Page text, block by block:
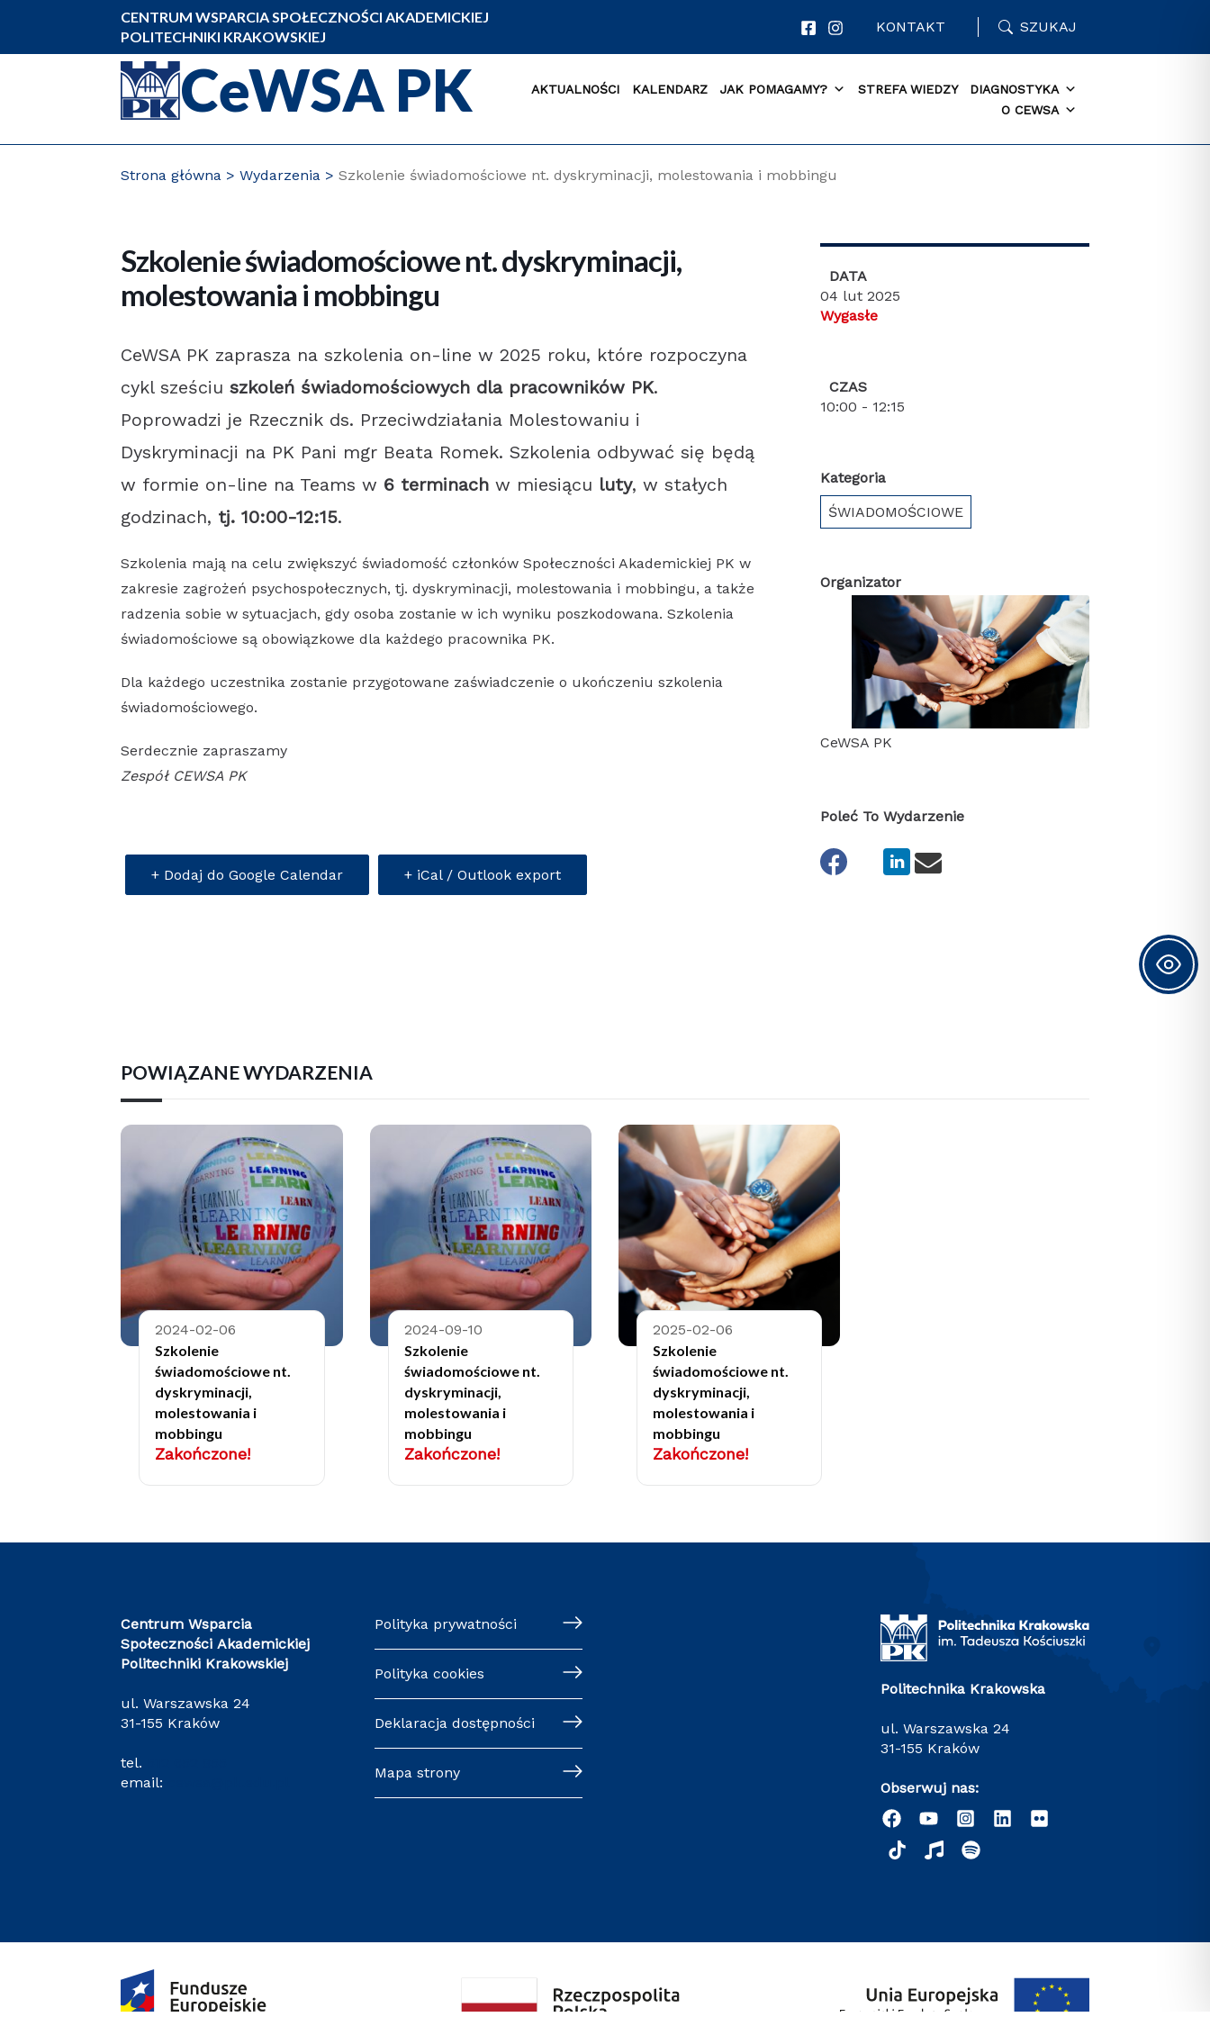
CENTRUM WSPARCIA SPOŁECZNOŚCI AKADEMICKIEJ
POLITECHNIKI KRAKOWSKIEJ
KONTAKT SZUKAJ
CeWSA PK AKTUALNOŚCI KALENDARZ JAK POMAGAMY? STREFA WIEDZY
DIAGNOSTYKA
O CEWSA
Strona główna Wydarzenia Szkolenie świadomościowe nt. dyskryminacji, molestowania i mobbingu
Szkolenie świadomościowe nt. dyskryminacji,
molestowania i mobbingu
CeWSA PK zaprasza na szkolenia on-line w 2025 roku, które rozpoczyna
cykl sześciuszkoleń świadomościowych dla pracowników PK.
Poprowadzi je Rzecznik ds. Przeciwdziałania Molestowaniu i
Dyskryminacji na PK Pani mgr Beata Romek. Szkolenia odbywać się będą
w formie on-line na Teams w 6 terminach w miesiącu luty, w stałych
godzinach, tj. 10:00-12:15.
Szkolenia mają na celu zwiększyć świadomość członków Społeczności Akademickiej PK w
zakresie zagrożeń psychospołecznych, tj. dyskryminacji, molestowania i mobbingu, a także
radzenia sobie w sytuacjach, gdy osoba zostanie w ich wyniku poszkodowana. Szkolenia
świadomościowe są obowiązkowe dla każdego pracownika PK.
Dla każdego uczestnika zostanie przygotowane zaświadczenie o ukończeniu szkolenia
świadomościowego.
Serdecznie zapraszamy
Zespół CEWSA PK
+ Dodaj do Google Calendar + iCal / Outlook export
DATA
04 lut 2025
Wygasłe
CZAS
10:00 - 12:15
Kategoria
ŚWIADOMOŚCIOWE
Organizator
CeWSA PK
Poleć To Wydarzenie
POWIĄZANE WYDARZENIA
2024-02-06
Szkolenie
świadomościowe nt.
dyskryminacji,
molestowania i
mobbingu
Zakończone!
2024-09-10
Szkolenie
świadomościowe nt.
dyskryminacji,
molestowania i
mobbingu
Zakończone!
2025-02-06
Szkolenie
świadomościowe nt.
dyskryminacji,
molestowania i
mobbingu
Zakończone!
Centrum Wsparcia
Społeczności Akademickiej
Politechniki Krakowskiej
ul. Warszawska 24
31-155 Kraków
tel.
email:
Polityka prywatności
Polityka cookies
Deklaracja dostępności
Mapa strony
Politechnika Krakowska
ul. Warszawska 24
31-155 Kraków
Obserwuj nas: